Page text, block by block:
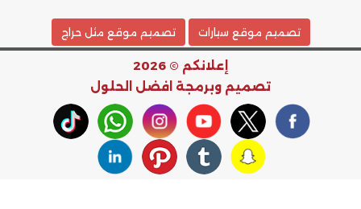
تصميم موقع سيارات تصميم موقع مثل حراج
إعلانكم © 2026
تصميم وبرمجة افضل الحلول